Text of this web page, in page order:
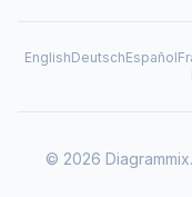
EnglishDeutschEspañol
© 2026